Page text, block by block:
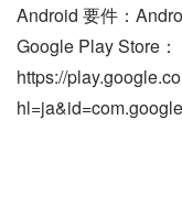
Android 要件：
Google Play Store：
https://